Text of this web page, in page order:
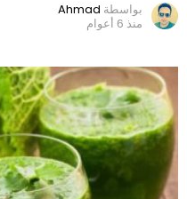
بواسطة Ahmad
منذ 6 أعوام